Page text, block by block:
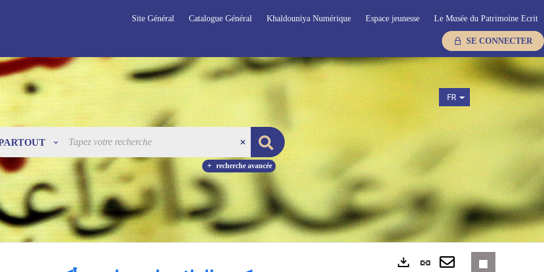
Site Général Catalogue Général Khaldouniya Numérique Espace jeunesse Le Musée du Patrimoine Ecrit
SE CONNECTER
recherche avancée
FR
Lien